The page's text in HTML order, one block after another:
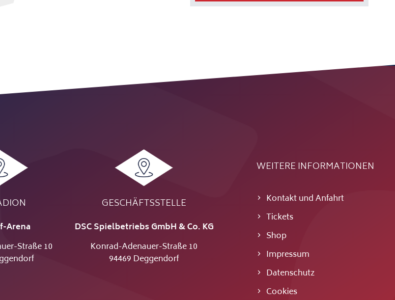
Arena
Straße 10
GESCHÄFTSSTELLE
DSC Spielbetriebs GmbH & Co. KG
Konrad-Adenauer-Straße 10
94469 Deggendorf
WEITERE INFORMATIONEN
Kontakt und Anfahrt
Tickets
Shop
Impressum
Datenschutz
Cookies